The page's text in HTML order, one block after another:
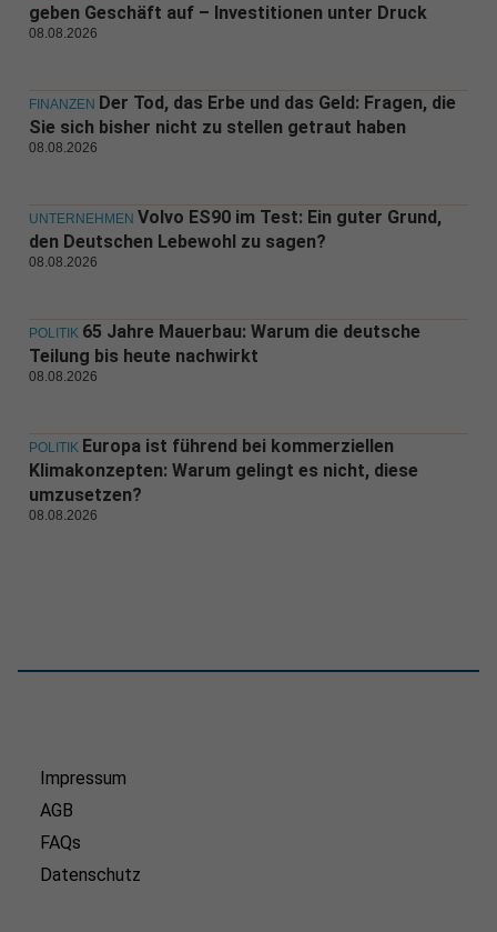
geben Geschäft auf – Investitionen unter Druck
08.08.2026
FINANZEN Der Tod, das Erbe und das Geld: Fragen, die
Sie sich bisher nicht zu stellen getraut haben
08.08.2026
UNTERNEHMEN Volvo ES90 im Test: Ein guter Grund,
den Deutschen Lebewohl zu sagen?
08.08.2026
POLITIK 65 Jahre Mauerbau: Warum die deutsche
Teilung bis heute nachwirkt
08.08.2026
POLITIK Europa ist führend bei kommerziellen
Klimakonzepten: Warum gelingt es nicht, diese
umzusetzen?
08.08.2026
Impressum
AGB
FAQs
Datenschutz